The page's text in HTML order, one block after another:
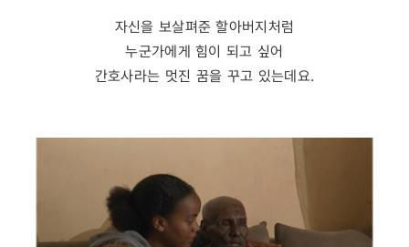
자신을 보살펴준 할아버지처럼
누군가에게 힘이 되고 싶어
간호사라는 멋진 꿈을 꾸고 있는데요.